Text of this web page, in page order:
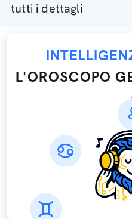
tutti i dettagli
L'OROSCOPO